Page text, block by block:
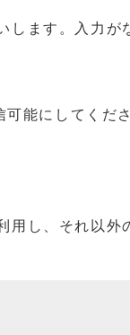
します。入力が
能にしてくださ
し、それ以外